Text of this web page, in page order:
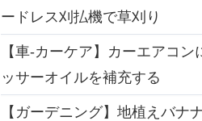
ードレス刈払機で草刈り
【車-カーケア】カーエアコン
ッサーオイルを補充する
【ガーデニング】地植えバナ